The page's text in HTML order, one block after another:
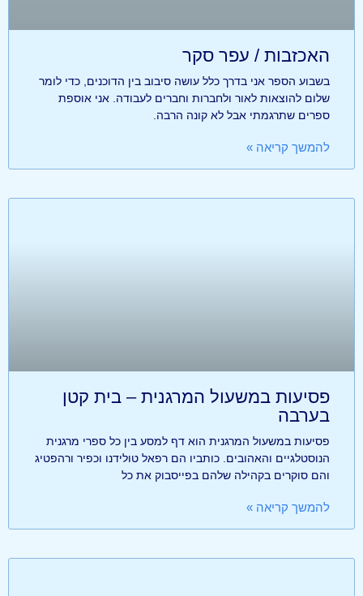
האכזבות / עפר סקר
בשבוע הספר אני בדרך כלל עושה סיבוב בין הדוכנים, כדי לומר
שלום להוצאות לאור ולחברות וחברים לעבודה. אני אוספת
ספרים שתרגמתי אבל לא קונה הרבה.
להמשך קריאה »
פסיעות במשעול המרגנית – בית קטן
בערבה
פסיעות במשעול המרגנית הוא דף למסע בין כל ספרי מרגנית
הנוסטלגיים והאהובים. כותביו הם רפאל טולידנו וכפיר ורהפטיג
והם סוקרים בקהילה שלהם בפייסבוק את כל
להמשך קריאה »